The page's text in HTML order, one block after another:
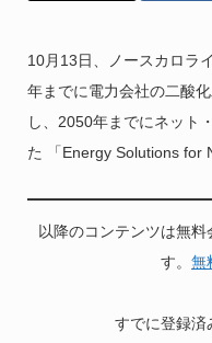
10月13日、ノースカロラ
年までに電力会社の二酸
し、2050年までにネット
た 「Energy Solutions for
以降のコンテンツは無
す。 無
すでに登録済